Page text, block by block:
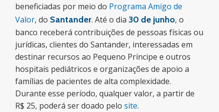
beneficiadas por meio do Programa Amigo de
Valor, do Santander. Até o dia30 de junho, o
banco receberá contribuições de pessoas físicas ou
jurídicas, clientes do Santander, interessadas em
destinar recursos ao Pequeno Príncipe e outros
hospitais pediátricos e organizações de apoio a
famílias de pacientes de alta complexidade.
Durante esse período, qualquer valor, a partir de
R$ 25, poderá ser doado pelosite.